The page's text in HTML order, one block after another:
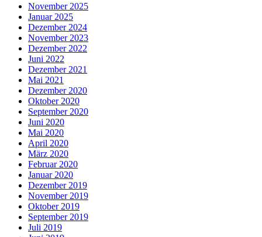
November 2025
Januar 2025
Dezember 2024
November 2023
Dezember 2022
Juni 2022
Dezember 2021
Mai 2021
Dezember 2020
Oktober 2020
September 2020
Juni 2020
Mai 2020
April 2020
März 2020
Februar 2020
Januar 2020
Dezember 2019
November 2019
Oktober 2019
September 2019
Juli 2019